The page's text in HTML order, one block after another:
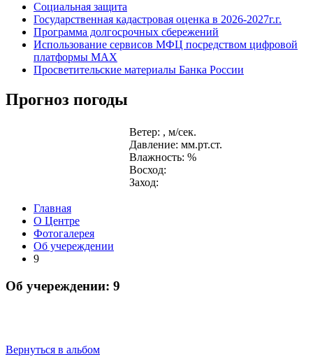
Социальная защита
Государственная кадастровая оценка в 2026-2027г.г.
Программа долгосрочных сбережений
Использование сервисов МФЦ посредством цифровой
платформы MAX
Просветительские материалы Банка России
Прогноз погоды
Ветер: , м/сек.
Давление: мм.рт.ст.
Влажность: %
Восход:
Заход:
Главная
О Центре
Фотогалерея
Об учереждении
9
Об учереждении: 9
Вернуться в альбом